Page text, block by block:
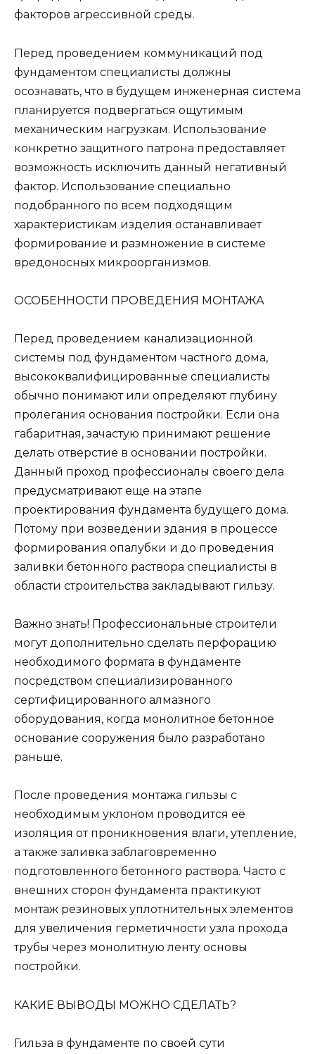
факторов агрессивной среды.
Перед проведением коммуникаций под
фундаментом специалисты должны
осознавать, что в будущем инженерная система
планируется подвергаться ощутимым
механическим нагрузкам. Использование
конкретно защитного патрона предоставляет
возможность исключить данный негативный
фактор. Использование специально
подобранного по всем подходящим
характеристикам изделия останавливает
формирование и размножение в системе
вредоносных микроорганизмов.
ОСОБЕННОСТИ ПРОВЕДЕНИЯ МОНТАЖА
Перед проведением канализационной
системы под фундаментом частного дома,
высококвалифицированные специалисты
обычно понимают или определяют глубину
пролегания основания постройки. Если она
габаритная, зачастую принимают решение
делать отверстие в основании постройки.
Данный проход профессионалы своего дела
предусматривают еще на этапе
проектирования фундамента будущего дома.
Потому при возведении здания в процессе
формирования опалубки и до проведения
заливки бетонного раствора специалисты в
области строительства закладывают гильзу.
Важно знать! Профессиональные строители
могут дополнительно сделать перфорацию
необходимого формата в фундаменте
посредством специализированного
сертифицированного алмазного
оборудования, когда монолитное бетонное
основание сооружения было разработано
раньше.
После проведения монтажа гильзы с
необходимым уклоном проводится её
изоляция от проникновения влаги, утепление,
а также заливка заблаговременно
подготовленного бетонного раствора. Часто с
внешних сторон фундамента практикуют
монтаж резиновых уплотнительных элементов
для увеличения герметичности узла прохода
трубы через монолитную ленту основы
постройки.
КАКИЕ ВЫВОДЫ МОЖНО СДЕЛАТЬ?
Гильза в фундаменте по своей сути